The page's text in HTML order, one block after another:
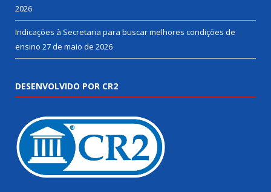
2026
Indicações à Secretaria para buscar melhores condições de
ensino 27 de maio de 2026
DESENVOLVIDO POR CR2